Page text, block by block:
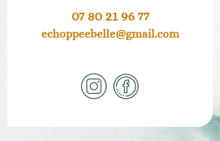
07 80 21 96 77
echoppeebelle@gmail.com